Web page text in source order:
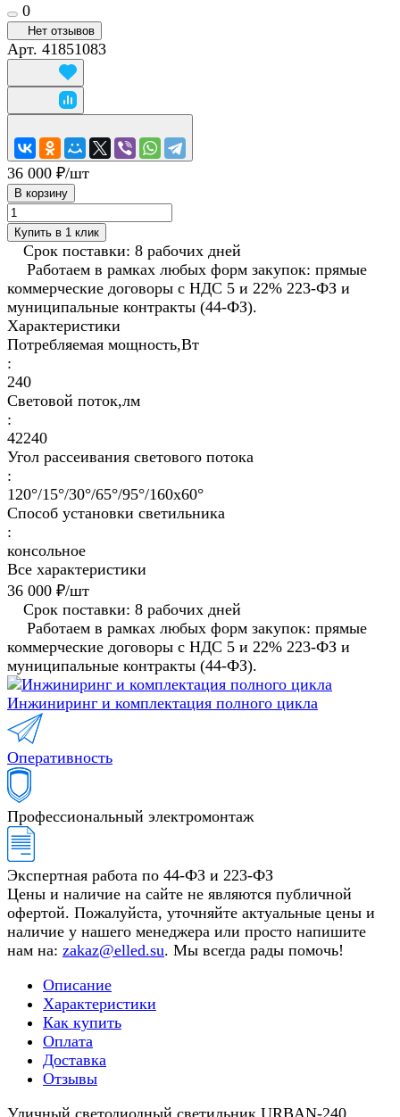
0
Нет отзывов
Арт. 41851083
36 000 ₽/шт
В корзину
Купить в 1 клик
Срок поставки: 8 рабочих дней
Работаем в рамках любых форм закупок: прямые
коммерческие договоры с НДС 5 и 22% 223-ФЗ и
муниципальные контракты (44-ФЗ).
Характеристики
Потребляемая мощность,Вт
:
240
Световой поток,лм
:
42240
Угол рассеивания светового потока
:
120°/15°/30°/65°/95°/160х60°
Способ установки светильника
:
консольное
Все характеристики
36 000 ₽/шт
Срок поставки: 8 рабочих дней
Работаем в рамках любых форм закупок: прямые
коммерческие договоры с НДС 5 и 22% 223-ФЗ и
муниципальные контракты (44-ФЗ).
Инжиниринг и комплектация полного цикла
Оперативность
Профессиональный электромонтаж
Экспертная работа по 44-ФЗ и 223-ФЗ
Цены и наличие на сайте не являются публичной
офертой. Пожалуйста, уточняйте актуальные цены и
наличие у нашего менеджера или просто напишите
нам на: zakaz@elled.su. Мы всегда рады помочь!
Описание
Характеристики
Как купить
Оплата
Доставка
Отзывы